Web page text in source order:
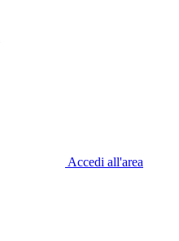
Accedi all'area